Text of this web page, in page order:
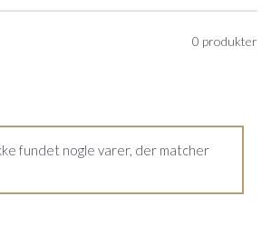
0 produkter
fundet nogle varer, der matcher